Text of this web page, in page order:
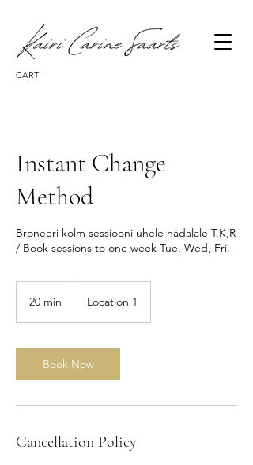
CART
Instant Change
Method
Broneeri kolm sessiooni ühele nädalale T,K,R
/ Book sessions to one week Tue, Wed, Fri.
20 min
i
n
Location 1
Book Now
Cancellation Policy